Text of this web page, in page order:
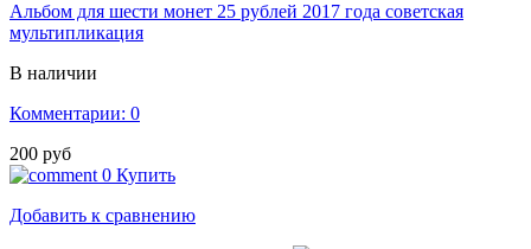
Альбом для шести монет 25 рублей 2017 года советская
мультипликация
В наличии
Комментарии: 0
200 руб
0 Купить
Добавить к сравнению